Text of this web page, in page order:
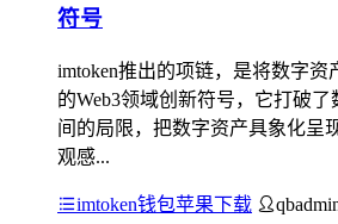
符号
imtoken推出的项链，是将数字
的Web3领域创新符号，它打破
间的局限，把数字资产具象化呈
观感...
imtoken钱包苹果下载